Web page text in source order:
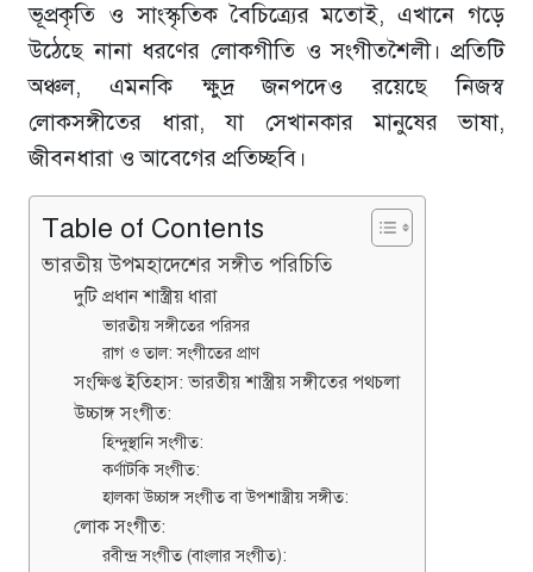
ভূপ্রকৃতি ও সাংস্কৃতিক বৈচিত্র্যের মতোই, এখানে গড়ে
উঠেছে নানা ধরণের লোকগীতি ও সংগীতশৈলী। প্রতিটি
অঞ্চল, এমনকি ক্ষুদ্র জনপদেও রয়েছে নিজস্ব
লোকসঙ্গীতের ধারা, যা সেখানকার মানুষের ভাষা,
জীবনধারা ও আবেগের প্রতিচ্ছবি।
Table of Contents
ভারতীয় উপমহাদেশের সঙ্গীত পরিচিতি
দুটি প্রধান শাস্ত্রীয় ধারা
ভারতীয় সঙ্গীতের পরিসর
রাগ ও তাল: সংগীতের প্রাণ
সংক্ষিপ্ত ইতিহাস: ভারতীয় শাস্ত্রীয় সঙ্গীতের পথচলা
উচ্চাঙ্গ সংগীত:
হিন্দুস্থানি সংগীত:
কর্ণাটকি সংগীত:
হালকা উচ্চাঙ্গ সংগীত বা উপশাস্ত্রীয় সঙ্গীত:
লোক সংগীত:
রবীন্দ্র সংগীত (বাংলার সংগীত):